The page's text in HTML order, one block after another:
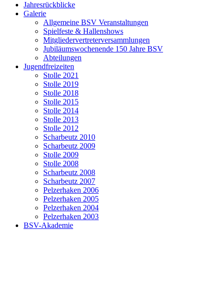
Jahresrückblicke
Galerie
Allgemeine BSV Veranstaltungen
Spielfeste & Hallenshows
Mitgliedervertreterversammlungen
Jubiläumswochenende 150 Jahre BSV
Abteilungen
Jugendfreizeiten
Stolle 2021
Stolle 2019
Stolle 2018
Stolle 2015
Stolle 2014
Stolle 2013
Stolle 2012
Scharbeutz 2010
Scharbeutz 2009
Stolle 2009
Stolle 2008
Scharbeutz 2008
Scharbeutz 2007
Pelzerhaken 2006
Pelzerhaken 2005
Pelzerhaken 2004
Pelzerhaken 2003
BSV-Akademie